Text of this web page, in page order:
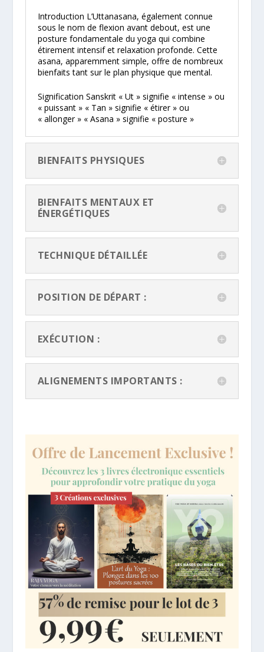
Introduction L’Uttanasana, également connue
sous le nom de flexion avant debout, est une
posture fondamentale du yoga qui combine
étirement intensif et relaxation profonde. Cette
asana, apparemment simple, offre de nombreux
bienfaits tant sur le plan physique que mental.
Signification Sanskrit « Ut » signifie « intense » ou
« puissant » « Tan » signifie « étirer » ou
« allonger » « Asana » signifie « posture »
BIENFAITS PHYSIQUES
BIENFAITS MENTAUX ET
ÉNERGÉTIQUES
TECHNIQUE DÉTAILLÉE
POSITION DE DÉPART :
EXÉCUTION :
ALIGNEMENTS IMPORTANTS :